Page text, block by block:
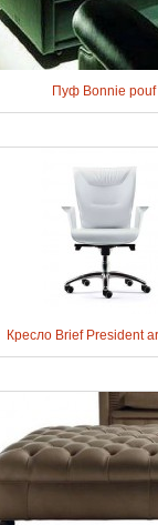
Пуф Bonnie pouf
Кресло Brief President